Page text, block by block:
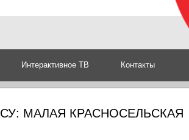
Интерактивное ТВ Контакты
МАЛАЯ КРАСНОСЕЛЬСКАЯ